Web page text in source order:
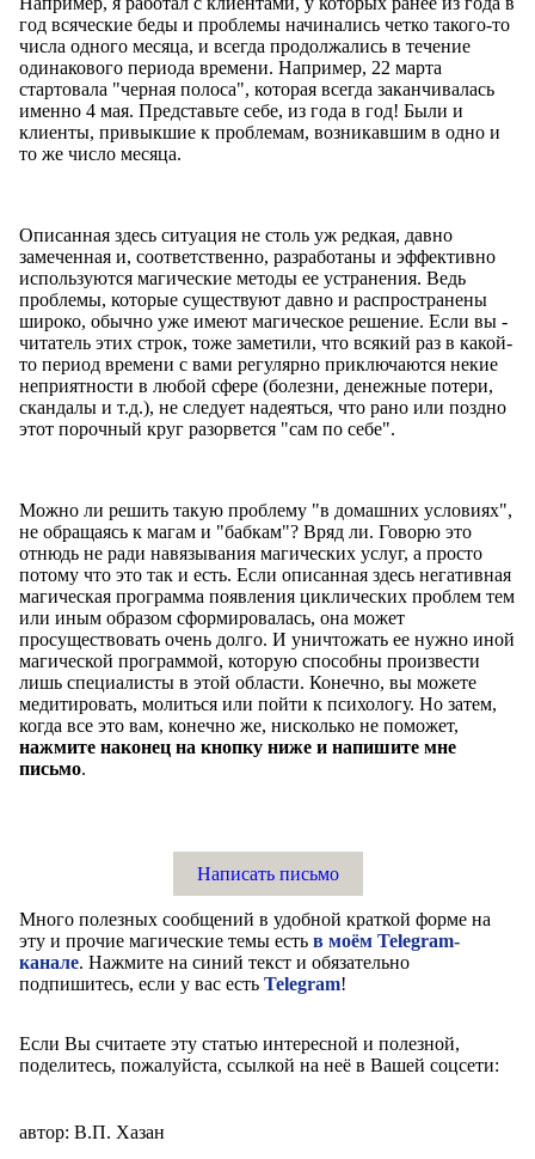
год всяческие беды и проблемы начинались четко такого-то
числа одного месяца, и всегда продолжались в течение
одинакового периода времени. Например, 22 марта
стартовала "черная полоса", которая всегда заканчивалась
именно 4 мая. Представьте себе, из года в год! Были и
клиенты, привыкшие к проблемам, возникавшим в одно и
то же число месяца.
Описанная здесь ситуация не столь уж редкая, давно
замеченная и, соответственно, разработаны и эффективно
используются магические методы ее устранения. Ведь
проблемы, которые существуют давно и распространены
широко, обычно уже имеют магическое решение. Если вы -
читатель этих строк, тоже заметили, что всякий раз в какой-
то период времени с вами регулярно приключаются некие
неприятности в любой сфере (болезни, денежные потери,
скандалы и т.д.), не следует надеяться, что рано или поздно
этот порочный круг разорвется "сам по себе".
Можно ли решить такую проблему "в домашних условиях",
не обращаясь к магам и "бабкам"? Вряд ли. Говорю это
отнюдь не ради навязывания магических услуг, а просто
потому что это так и есть. Если описанная здесь негативная
магическая программа появления циклических проблем тем
или иным образом сформировалась, она может
просуществовать очень долго. И уничтожать ее нужно иной
магической программой, которую способны произвести
лишь специалисты в этой области. Конечно, вы можете
медитировать, молиться или пойти к психологу. Но затем,
когда все это вам, конечно же, нисколько не поможет,
нажмите наконец на кнопку ниже и напишите мне
письмо.
Написать письмо
Много полезных сообщений в удобной краткой форме на
эту и прочие магические темы есть в моём Telegram-
канале. Нажмите на синий текст и обязательно
подпишитесь, если у вас есть Telegram!
Если Вы считаете эту статью интересной и полезной,
поделитесь, пожалуйста, ссылкой на неё в Вашей соцсети:
автор: В.П. Хазан